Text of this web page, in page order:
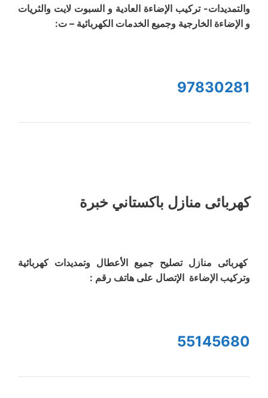
والتمديدات- تركيب الإضاءة العادية و السبوت لايت والثريات
و الإضاءة الخارجية وجميع الخدمات الكهربائية – ت:
97830281
كهربائى منازل باكستاني خبرة
كهربائى منازل تصليح جميع الأعطال وتمديدات كهربائية
وتركيب الإضاءة الإتصال على هاتف رقم :
55145680